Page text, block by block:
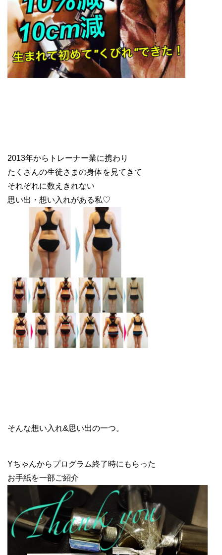
2013年からトレーナー業に携わり
たくさんの生徒さまの身体を見てきて
それぞれに数えきれない
思い出・想い入れがある私♡
そんな想い入れ&思い出の一つ。
Yちゃんからプログラム終了時にもらった
お手紙を一部ご紹介